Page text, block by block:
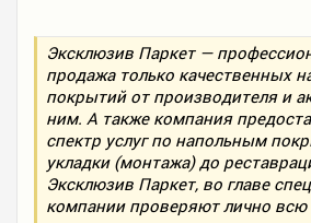
Эксклюзив Паркет —
продажа только качественных
покрытий от производителя и
ним. А также компания
спектр услуг по напольным
укладки (монтажа) до
Эксклюзив Паркет, во главе
компании проверяют лично